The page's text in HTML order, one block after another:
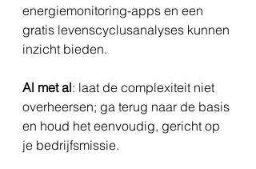
energiemonitoring-apps en een
gratis levenscyclusanalyses kunnen
inzicht bieden.
Al met al: laat de complexiteit niet
overheersen; ga terug naar de basis
en houd het eenvoudig, gericht op
je bedrijfsmissie.